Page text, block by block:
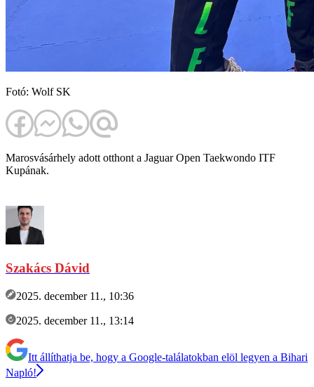
Fotó: Wolf SK
Marosvásárhely adott otthont a Jaguar Open Taekwondo ITF
Kupának.
Szakács Dávid
2025. december 11., 10:36
2025. december 11., 13:14
Itt állíthatja be, hogy a Google-találatokban elöl legyen a Bihari
Napló!